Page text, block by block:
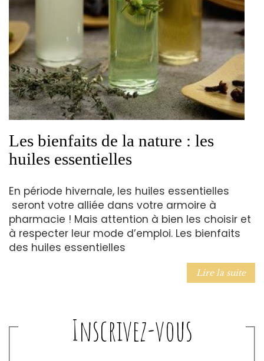
Les bienfaits de la nature : les
huiles essentielles
En période hivernale, les huiles essentielles
seront votre alliée dans votre armoire à
pharmacie ! Mais attention à bien les choisir et
à respecter leur mode d’emploi. Les bienfaits
des huiles essentielles
Lire la suite
Inscrivez-vous